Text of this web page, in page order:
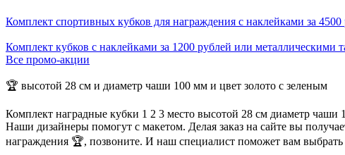
Комплект спортивных кубков для награждения с наклейками за
Комплект кубков с наклейками за 1200 рублей или металлическими
Все промо-акции
🏆 высотой 28 см и диаметр чаши 100 мм и цвет золото с зеленым
Комплект наградные кубки 1 2 3 место высотой 28 см диаметр чаши
Наши дизайнеры помогут с макетом. Делая заказ на сайте вы
награждения 🏆, позвоните. И наш специалист поможет вам